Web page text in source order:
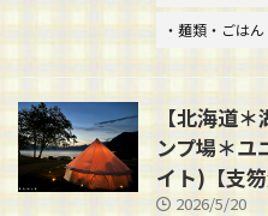
・麺類・ごはん
【北海道
ンプ場＊ユ
イト)【支笏
2026/5/20